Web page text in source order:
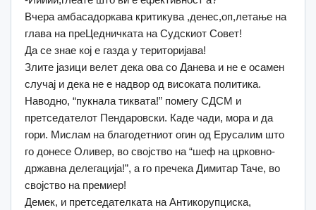
Вчера амбасадоркава критикува ,денес,оп,летање на
глава на преЦедничката на Судскиот Совет!
Да се знае кој е газда у територијава!
Злите јазици велет дека ова со Данева и не е осамен
случај и дека не е надвор од високата политика.
Наводно, “пукнала тиквата!” помегу СДСМ и
претседателот Пендаровски. Каде чади, мора и да
гори. Мислам на благодетниот огин од Ерусалим што
го донесе Оливер, во својство на “шеф на црковно-
државна делегација!”, а го пречека Димитар Таче, во
својство на премиер!
Демек, и претседателката на Антикорупциска,